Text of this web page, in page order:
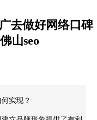
去做好网络口碑
山seo
实现？